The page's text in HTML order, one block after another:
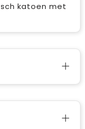
katoen met